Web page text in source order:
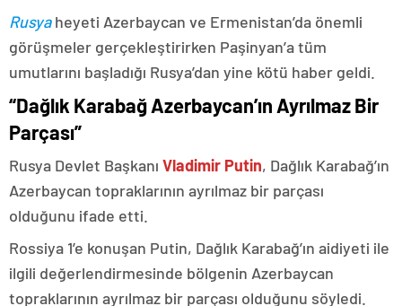
Rusyaheyeti Azerbaycan ve Ermenistan’da önemli
görüşmeler gerçekleştirirken Paşinyan’a tüm
umutlarını başladığı Rusya’dan yine kötü haber geldi.
“Dağlık Karabağ Azerbaycan’ın Ayrılmaz Bir
Parçası”
Rusya Devlet Başkanı Vladimir Putin, Dağlık Karabağ’ın
Azerbaycan topraklarının ayrılmaz bir parçası
olduğunu ifade etti.
Rossiya 1’e konuşan Putin, Dağlık Karabağ’ın aidiyeti ile
ilgili değerlendirmesinde bölgenin Azerbaycan
topraklarının ayrılmaz bir parçası olduğunu söyledi.